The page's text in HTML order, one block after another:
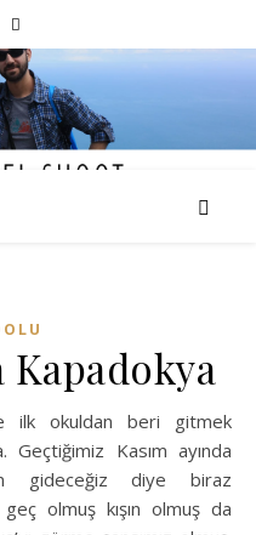
Kapadokya
Kasım ayında
gideceğiz diye biraz
olmuş kışın olmuş da